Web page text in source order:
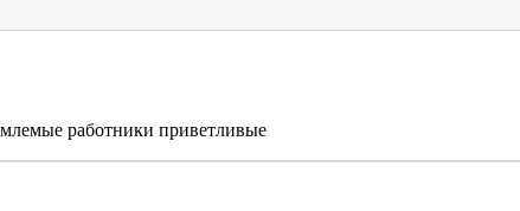
работники приветливые